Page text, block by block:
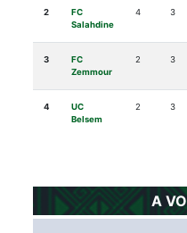
2
FC
Salahdine
4 3
3
FC
Zemmour
2 3
4
UC
Belsem
2 3
A